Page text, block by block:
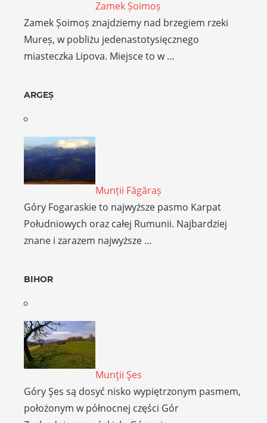
Zamek Șoimoș
Zamek Șoimoș znajdziemy nad brzegiem rzeki
Mureș, w pobliżu jedenastotysięcznego
miasteczka Lipova. Miejsce to w …
ARGEȘ
Munții Făgăraș
Góry Fogaraskie to najwyższe pasmo Karpat
Południowych oraz całej Rumunii. Najbardziej
znane i zarazem najwyższe …
BIHOR
Munţii Şes
Góry Şes są dosyć nisko wypiętrzonym pasmem,
położonym w północnej części Gór